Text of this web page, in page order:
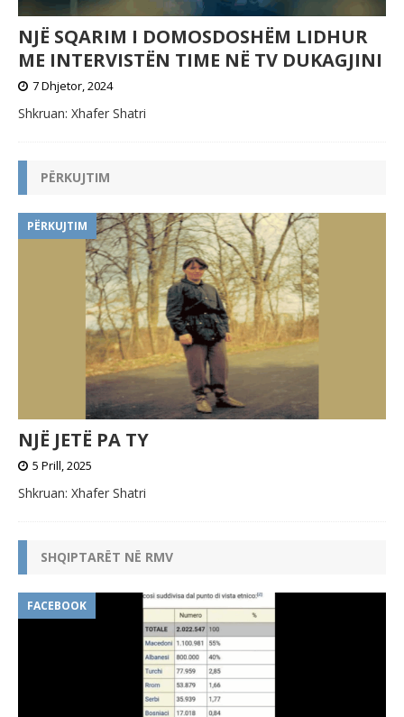
NJË SQARIM I DOMOSDOSHËM LIDHUR
ME INTERVISTËN TIME NË TV DUKAGJINI
7 Dhjetor, 2024
Shkruan: Xhafer Shatri
PËRKUJTIM
PËRKUJTIM
NJË JETË PA TY
5 Prill, 2025
Shkruan: Xhafer Shatri
SHQIPTARËT NË RMV
FACEBOOK